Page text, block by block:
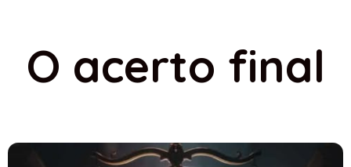
O acerto final